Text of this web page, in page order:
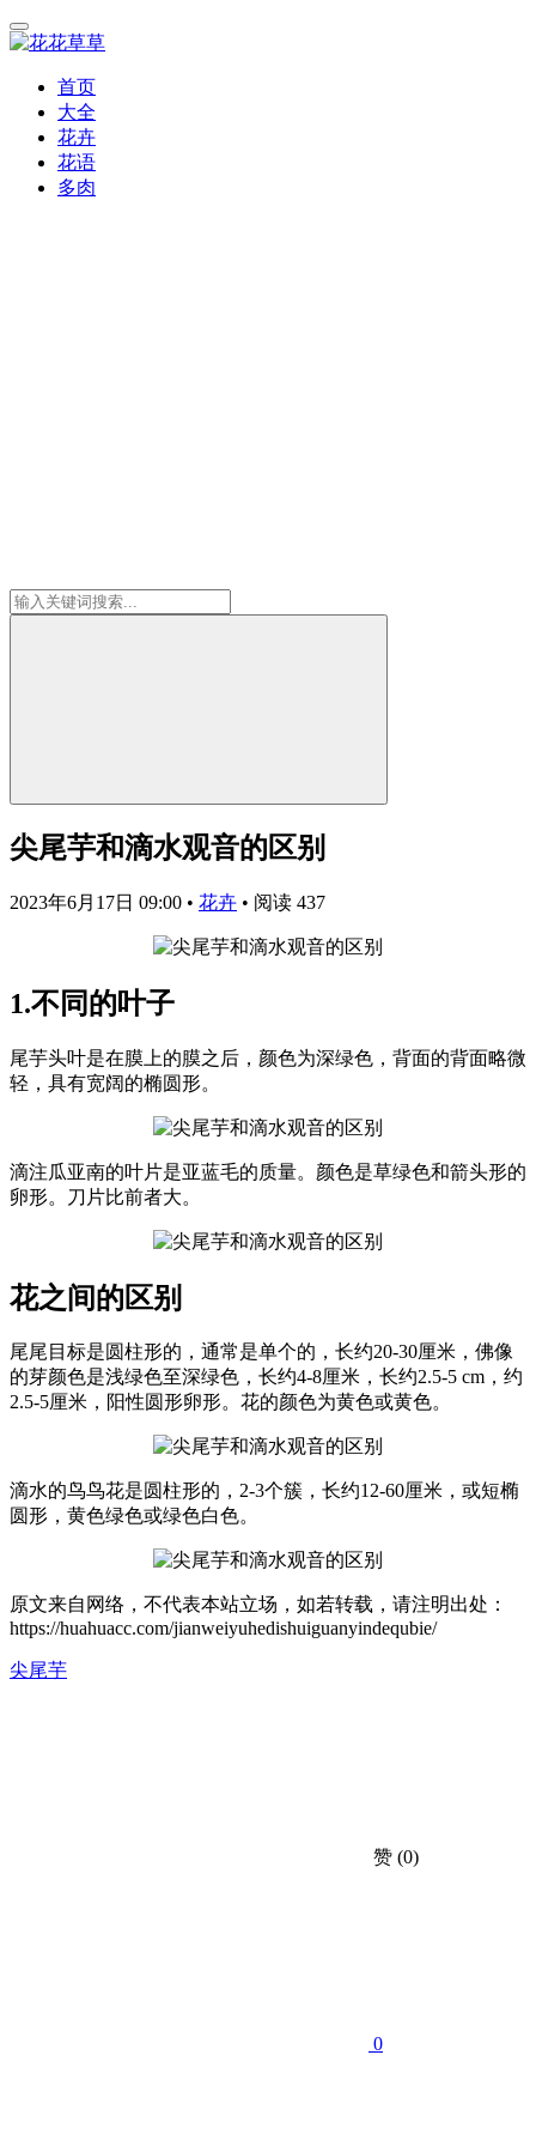
首页
大全
花卉
花语
多肉
尖尾芋和滴水观音的区别
2023年6月17日 09:00 • 花卉 • 阅读 437
1.不同的叶子
尾芋头叶是在膜上的膜之后，颜色为深绿色，背面的背面略微
轻，具有宽阔的椭圆形。
滴注瓜亚南的叶片是亚蓝毛的质量。颜色是草绿色和箭头形的
卵形。刀片比前者大。
花之间的区别
尾尾目标是圆柱形的，通常是单个的，长约20-30厘米，佛像
的芽颜色是浅绿色至深绿色，长约4-8厘米，长约2.5-5 cm，约
2.5-5厘米，阳性圆形卵形。花的颜色为黄色或黄色。
滴水的鸟鸟花是圆柱形的，2-3个簇，长约12-60厘米，或短椭
圆形，黄色绿色或绿色白色。
原文来自网络，不代表本站立场，如若转载，请注明出处：
https://huahuacc.com/jianweiyuhedishuiguanyindequbie/
尖尾芋
赞 (0)
0